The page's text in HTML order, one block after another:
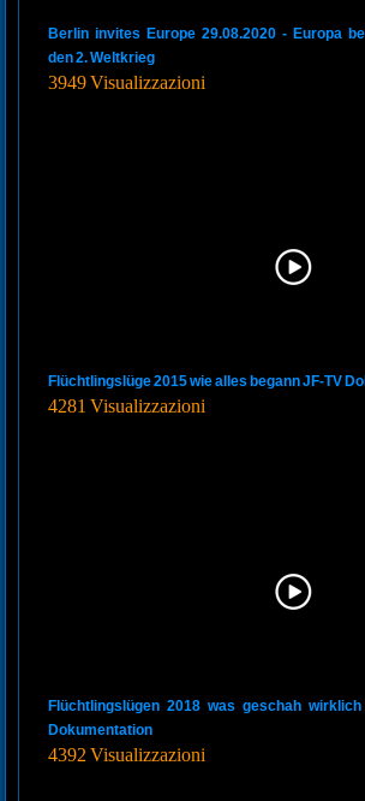
Berlin invites Europe 29.08.2020 - Europa
den 2. Weltkrieg
3949 Visualizzazioni
Flüchtlingslüge 2015 wie alles begann JF-TV
4281 Visualizzazioni
Flüchtlingslügen 2018 was geschah
Dokumentation
4392 Visualizzazioni